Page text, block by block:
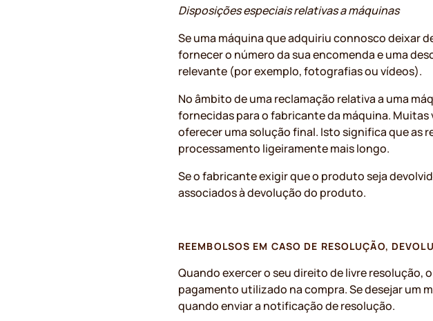
Disposições especiais relativas a máquinas
Se uma máquina que adquiriu connosco deixar
fornecer o número da sua encomenda e uma
relevante (por exemplo, fotografias ou vídeos).
No âmbito de uma reclamação relativa a uma
fornecidas para o fabricante da máquina.
oferecer uma solução final. Isto significa que as
processamento ligeiramente mais longo.
Se o fabricante exigir que o produto seja
associados à devolução do produto.
REEMBOLSOS EM CASO DE RESOLUÇÃO,
Quando exercer o seu direito de livre
pagamento utilizado na compra. Se desejar um
quando enviar a notificação de resolução.